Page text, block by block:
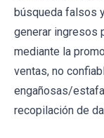
búsqueda falsos
generar ingresos
mediante la
ventas, no
engañosas/
recopilación de